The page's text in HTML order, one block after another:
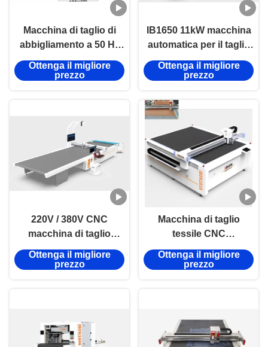
Macchina di taglio di
abbigliamento a 50 Hz
macchina di taglio di
tessuti CNC
Ottenga il migliore
prezzo
IB1650 11kW macchina
automatica per il taglio
di capi di abbigliamento
con portata di lavoro di
certificazione CE
Ottenga il migliore
prezzo
220V / 380V CNC
macchina di taglio
tessile macchina
automatica di taglio
Ottenga il migliore
prezzo
Macchina di taglio
tessile CNC
personalizzata 200
mm/s - 2000 mm/s
Ottenga il migliore
prezzo